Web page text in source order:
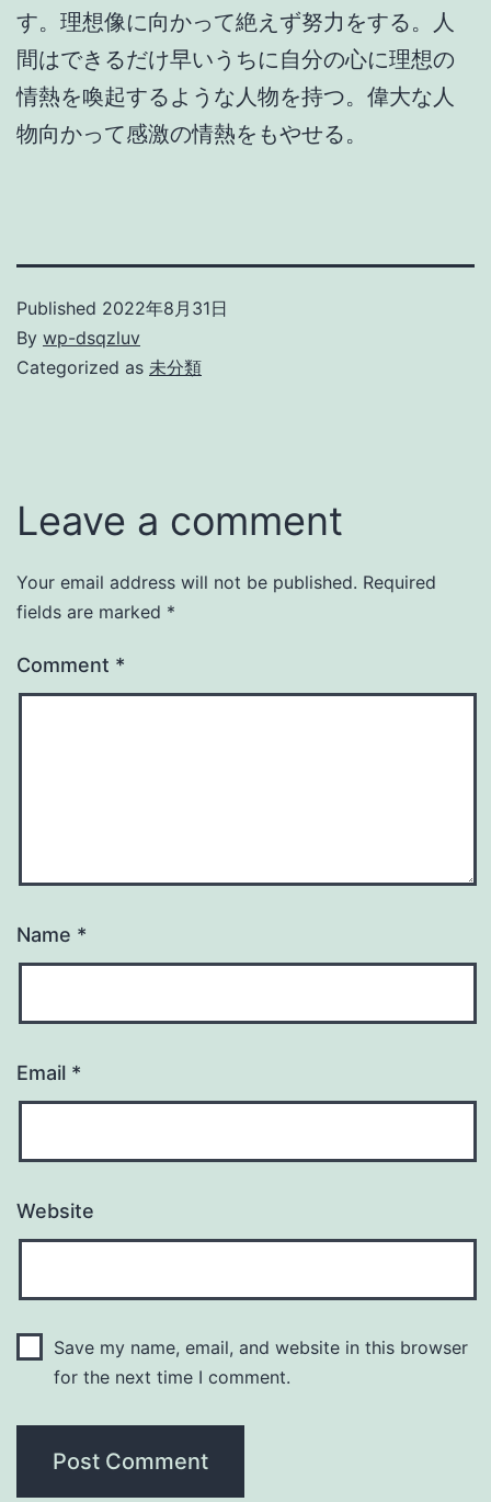
す。理想像に向かって絶えず努力をする。人
間はできるだけ早いうちに自分の心に理想の
情熱を喚起するような人物を持つ。偉大な人
物向かって感激の情熱をもやせる。
Published 2022年8月31日
By wp-dsqzluv
Categorized as 未分類
Leave a comment
Your email address will not be published. Required
fields are marked *
Comment *
Name *
Email *
Website
Save my name, email, and website in this browser
for the next time I comment.